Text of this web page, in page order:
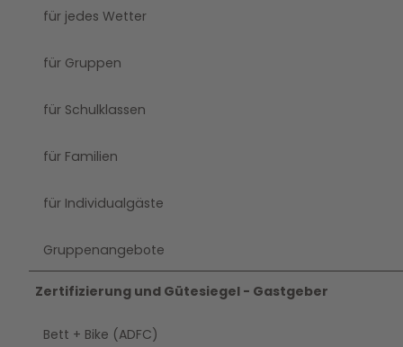
für jedes Wetter
für Gruppen
für Schulklassen
für Familien
für Individualgäste
Gruppenangebote
Zertifizierung und Gütesiegel - Gastgeber
Bett + Bike (ADFC)